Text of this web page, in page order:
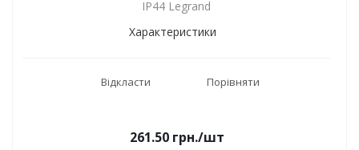
IP44 Legrand
Характеристики
Відкласти Порівняти
261.50грн./шт